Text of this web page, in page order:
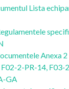
Lista
Anexa
F02-2-PR-14,
GA